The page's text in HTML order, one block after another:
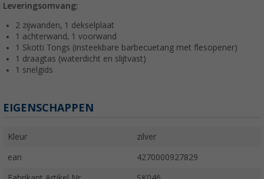
Leveringsomvang:
2 zijwanden, 1 dekselplaat
1 achterwand, 1 voorwand
1 Skotti Tongs (insteekbare barbecuetang met flesopener)
1 draagtas (waterdicht en slijtvast)
1 snelgids
EIGENSCHAPPEN
Kleur zilver
ean 4270000927829